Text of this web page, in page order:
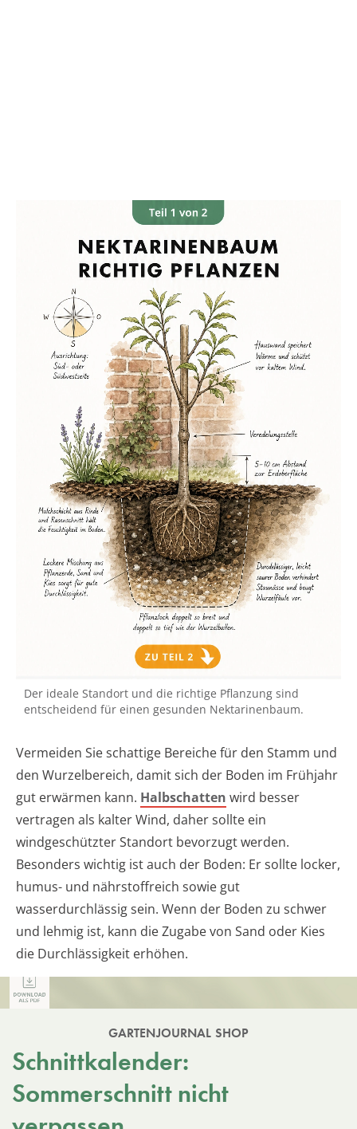
Der ideale Standort und die richtige Pflanzung sind
entscheidend für einen gesunden Nektarinenbaum.
Vermeiden Sie schattige Bereiche für den Stamm und
den Wurzelbereich, damit sich der Boden im Frühjahr
gut erwärmen kann. Halbschatten wird besser
vertragen als kalter Wind, daher sollte ein
windgeschützter Standort bevorzugt werden.
Besonders wichtig ist auch der Boden: Er sollte locker,
humus- und nährstoffreich sowie gut
wasserdurchlässig sein. Wenn der Boden zu schwer
und lehmig ist, kann die Zugabe von Sand oder Kies
die Durchlässigkeit erhöhen.
GARTENJOURNAL SHOP
Schnittkalender:
Sommerschnitt nicht